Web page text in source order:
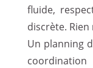
fluide,
discrète. Rien
Un planning